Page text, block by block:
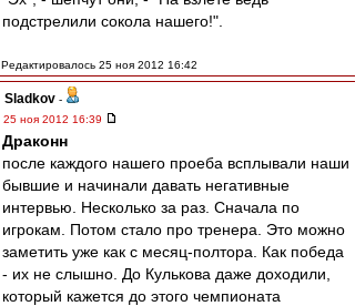
подстрелили сокола нашего!".
Редактировалось 25 ноя 2012 16:42
Sladkov -
25 ноя 2012 16:39
Драконн
после каждого нашего проеба всплывали наши
бывшие и начинали давать негативные
интервью. Несколько за раз. Сначала по
игрокам. Потом стало про тренера. Это можно
заметить уже как с месяц-полтора. Как победа
- их не слышно. До Кулькова даже доходили,
который кажется до этого чемпионата